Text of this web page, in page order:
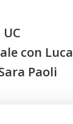
con Luca
Paoli